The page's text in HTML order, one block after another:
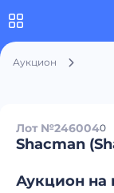
Аукцион
Лот №2460040
Shacman
Аукцион